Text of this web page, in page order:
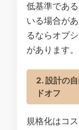
低基準であ
いる場合が
るならオプ
があります。
2. 設計の
ドオフ
規格化はコ